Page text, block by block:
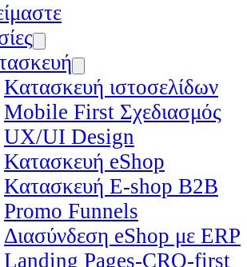
Κατασκευή ιστοσελίδων
Mobile First Σχεδιασμός
UX/UI Design
Κατασκευή eShop
Κατασκευή E-shop B2B
Promo Funnels
Διασύνδεση eShop με ERP
Landing Pages-CRO-first